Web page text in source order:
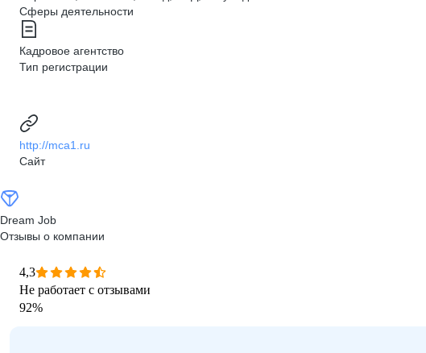
Сферы деятельности
Кадровое агентство
Тип регистрации
http://mca1.ru
Сайт
Dream Job
Отзывы о компании
4,3
Не работает с отзывами
92%